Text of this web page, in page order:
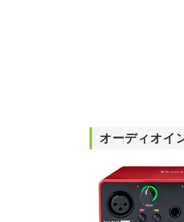
オーディオイ